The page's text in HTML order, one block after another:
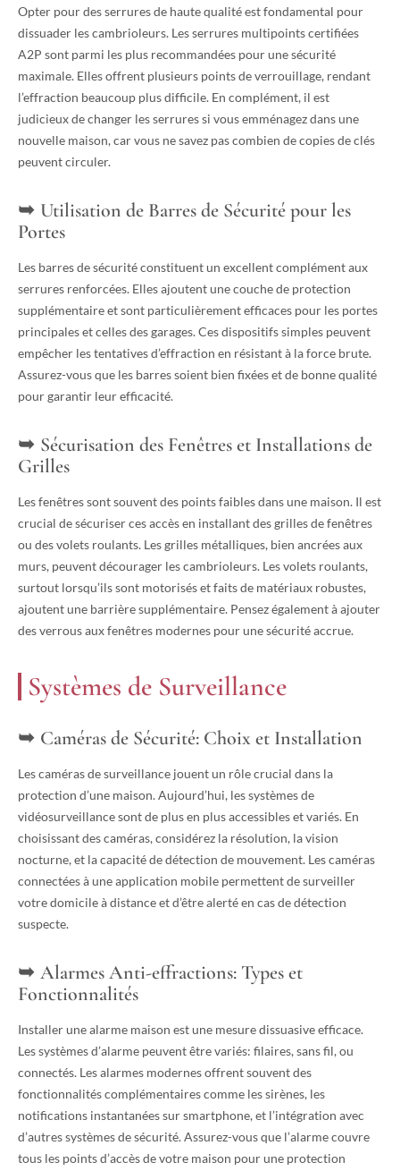
Opter pour des serrures de haute qualité est fondamental pour
dissuader les cambrioleurs. Les serrures multipoints certifiées
A2P sont parmi les plus recommandées pour une sécurité
maximale. Elles offrent plusieurs points de verrouillage, rendant
l’effraction beaucoup plus difficile. En complément, il est
judicieux de changer les serrures si vous emménagez dans une
nouvelle maison, car vous ne savez pas combien de copies de clés
peuvent circuler.
Utilisation de Barres de Sécurité pour les
Portes
Les barres de sécurité constituent un excellent complément aux
serrures renforcées. Elles ajoutent une couche de protection
supplémentaire et sont particulièrement efficaces pour les portes
principales et celles des garages. Ces dispositifs simples peuvent
empêcher les tentatives d’effraction en résistant à la force brute.
Assurez-vous que les barres soient bien fixées et de bonne qualité
pour garantir leur efficacité.
Sécurisation des Fenêtres et Installations de
Grilles
Les fenêtres sont souvent des points faibles dans une maison. Il est
crucial de sécuriser ces accès en installant des grilles de fenêtres
ou des volets roulants. Les grilles métalliques, bien ancrées aux
murs, peuvent décourager les cambrioleurs. Les volets roulants,
surtout lorsqu’ils sont motorisés et faits de matériaux robustes,
ajoutent une barrière supplémentaire. Pensez également à ajouter
des verrous aux fenêtres modernes pour une sécurité accrue.
Systèmes de Surveillance
Caméras de Sécurité: Choix et Installation
Les caméras de surveillance jouent un rôle crucial dans la
protection d’une maison. Aujourd’hui, les systèmes de
vidéosurveillance sont de plus en plus accessibles et variés. En
choisissant des caméras, considérez la résolution, la vision
nocturne, et la capacité de détection de mouvement. Les caméras
connectées à une application mobile permettent de surveiller
votre domicile à distance et d’être alerté en cas de détection
suspecte.
Alarmes Anti-effractions: Types et
Fonctionnalités
Installer une alarme maison est une mesure dissuasive efficace.
Les systèmes d’alarme peuvent être variés: filaires, sans fil, ou
connectés. Les alarmes modernes offrent souvent des
fonctionnalités complémentaires comme les sirènes, les
notifications instantanées sur smartphone, et l’intégration avec
d’autres systèmes de sécurité. Assurez-vous que l’alarme couvre
tous les points d’accès de votre maison pour une protection